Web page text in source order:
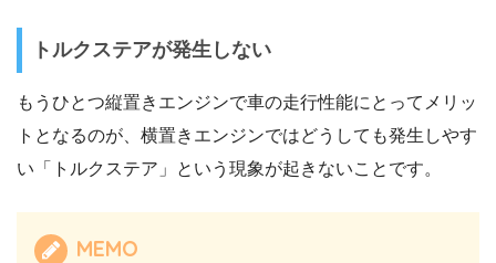
トルクステアが発生しない
もうひとつ縦置きエンジンで車の走行性能にとってメリッ
トとなるのが、横置きエンジンではどうしても発生しやす
い「トルクステア」という現象が起きないことです。
MEMO